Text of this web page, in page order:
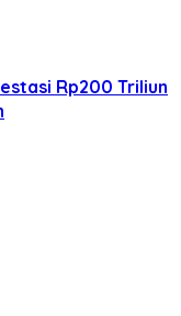
Rp200 Triliun